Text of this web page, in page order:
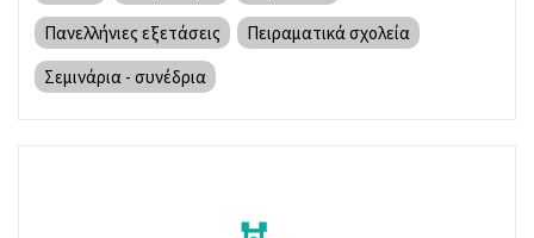
Πανελλήνιες εξετάσεις
Πειραματικά σχολεία
Σεμινάρια - συνέδρια